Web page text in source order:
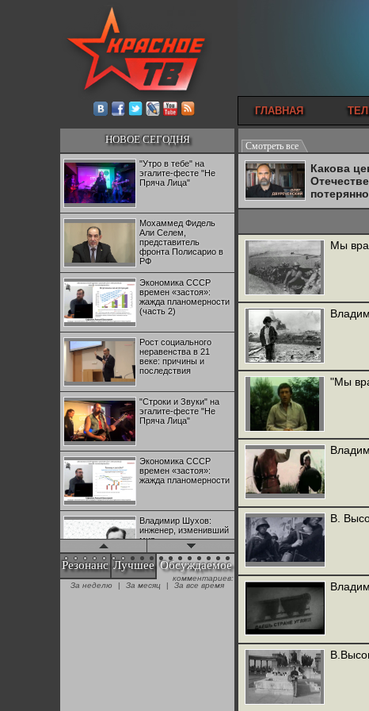
ГЛАВНАЯ
НОВОЕ СЕГОДНЯ
"Утро в тебе" на
эгалите-фесте "Не
Пряча Лица"
Мохаммед Фидель
Али Селем,
представитель
фронта Полисарио в
РФ
Экономика СССР
времен «застоя»:
жажда планомерности
(часть 2)
Рост социального
неравенства в 21
веке: причины и
последствия
"Строки и Звуки" на
эгалите-фесте "Не
Пряча Лица"
Экономика СССР
времен «застоя»:
жажда планомерности
Владимир Шухов:
инженер, изменивший
мир
"Аркадий Коц" на
эгалите-фесте "Не
Резонанс Лучшее Обсуждаемое
комментариев:
За неделю
| За месяц | За все время
Смотреть все
Какова
Мы
"Мы
В.